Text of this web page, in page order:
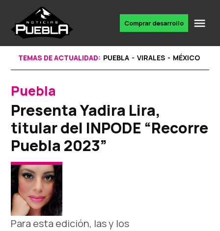
content
noticias
Comprar desarrollo
TEMAS DE ACTUALIDAD: PUEBLA VIRALES MÉXICO
POSTED
IN
Puebla
Presenta Yadira Lira,
titular del INPODE “Recorre
Puebla 2023”
Para esta edición, las y los